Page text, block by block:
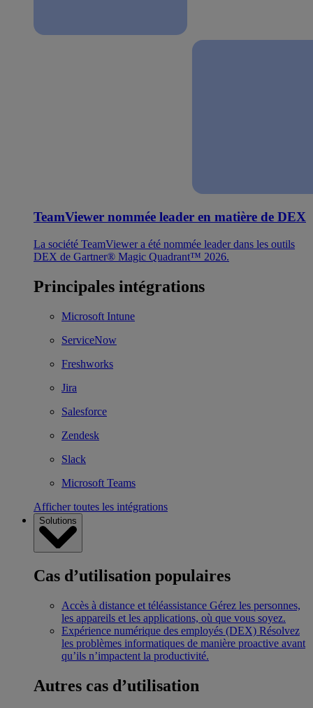
TeamViewer nommée leader en matière de DEX
La société TeamViewer a été nommée leader dans les outils
DEX de Gartner® Magic Quadrant™ 2026.
Principales intégrations
Microsoft Intune
ServiceNow
Freshworks
Jira
Salesforce
Zendesk
Slack
Microsoft Teams
Afficher toutes les intégrations
Solutions
Cas d’utilisation populaires
Accès à distance et téléassistance Gérez les personnes,
les appareils et les applications, où que vous soyez.
Expérience numérique des employés (DEX) Résolvez
les problèmes informatiques de manière proactive avant
qu’ils n’impactent la productivité.
Autres cas d’utilisation